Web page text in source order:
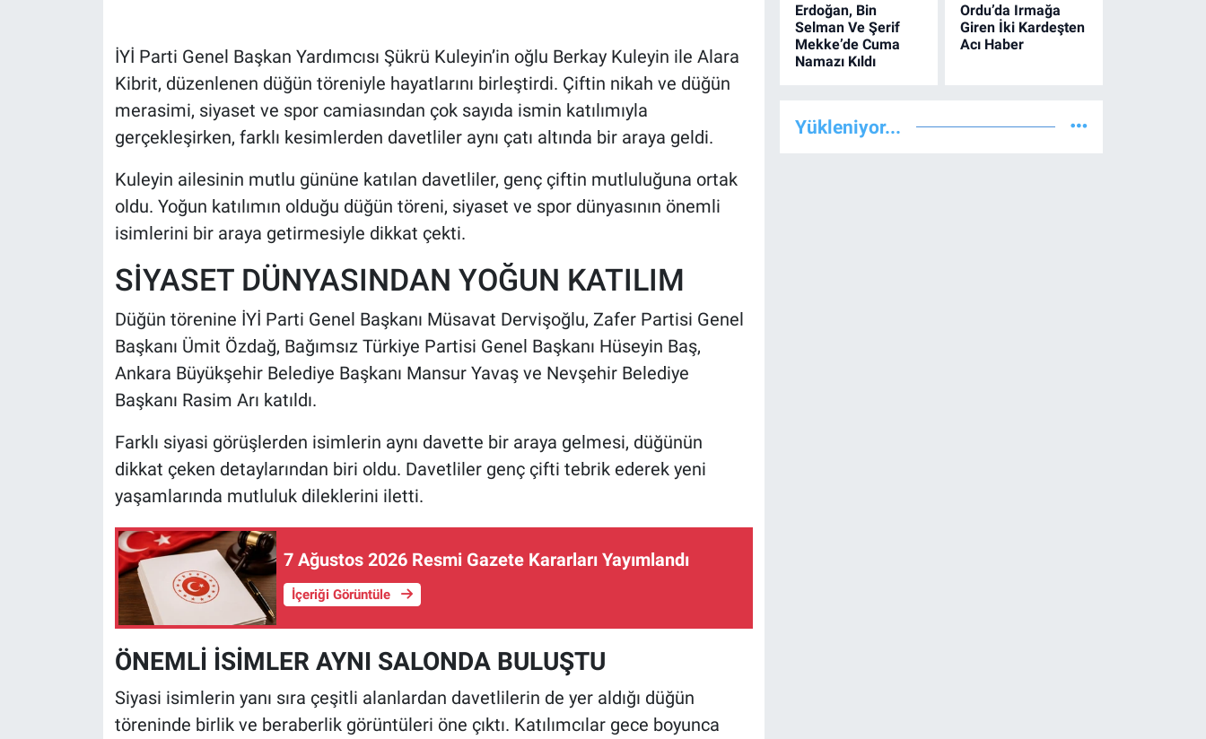
İYİ Parti Genel Başkan Yardımcısı Şükrü Kuleyin’in oğlu Berkay Kuleyin ile Alara
Kibrit, düzenlenen düğün töreniyle hayatlarını birleştirdi. Çiftin nikah ve düğün
merasimi, siyaset ve spor camiasından çok sayıda ismin katılımıyla
gerçekleşirken, farklı kesimlerden davetliler aynı çatı altında bir araya geldi.
Kuleyin ailesinin mutlu gününe katılan davetliler, genç çiftin mutluluğuna ortak
oldu. Yoğun katılımın olduğu düğün töreni, siyaset ve spor dünyasının önemli
isimlerini bir araya getirmesiyle dikkat çekti.
SİYASET DÜNYASINDAN YOĞUN KATILIM
Düğün törenine İYİ Parti Genel Başkanı Müsavat Dervişoğlu, Zafer Partisi Genel
Başkanı Ümit Özdağ, Bağımsız Türkiye Partisi Genel Başkanı Hüseyin Baş,
Ankara Büyükşehir Belediye Başkanı Mansur Yavaş ve Nevşehir Belediye
Başkanı Rasim Arı katıldı.
Farklı siyasi görüşlerden isimlerin aynı davette bir araya gelmesi, düğünün
dikkat çeken detaylarından biri oldu. Davetliler genç çifti tebrik ederek yeni
yaşamlarında mutluluk dileklerini iletti.
7 Ağustos 2026 Resmi Gazete Kararları Yayımlandı
İçeriği Görüntüle
ÖNEMLİ İSİMLER AYNI SALONDA BULUŞTU
Siyasi isimlerin yanı sıra çeşitli alanlardan davetlilerin de yer aldığı düğün
töreninde birlik ve beraberlik görüntüleri öne çıktı. Katılımcılar gece boyunca
Erdoğan, Bin
Selman Ve Şerif
Mekke’de Cuma
Namazı Kıldı
Ordu’da Irmağa
Giren İki Kardeşten
Acı Haber
Yükleniyor...
MAGAZİN
Bilim, Teknoloji